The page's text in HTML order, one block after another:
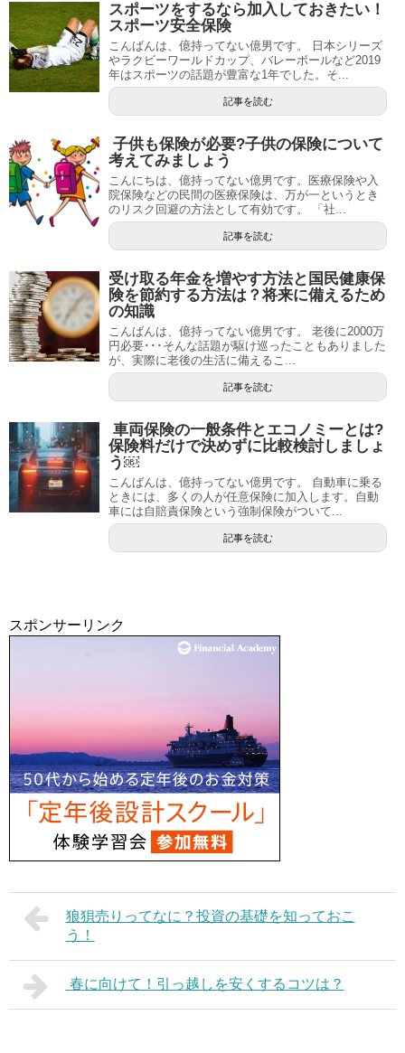
スポーツをするなら加入しておきたい！
スポーツ安全保険
こんばんは、億持ってない億男です。 日本シリーズ
やラクビーワールドカップ、バレーボールなど2019
年はスポーツの話題が豊富な1年でした。そ...
記事を読む
子供も保険が必要?子供の保険について
考えてみましょう
こんにちは、億持ってない億男です。医療保険や入
院保険などの民間の医療保険は、万が一というとき
のリスク回避の方法として有効です。 「社...
記事を読む
受け取る年金を増やす方法と国民健康保
険を節約する方法は？将来に備えるため
の知識
こんばんは、億持ってない億男です。 老後に2000万
円必要･･･そんな話題が駆け巡ったこともありました
が、実際に老後の生活に備えるこ...
記事を読む
車両保険の一般条件とエコノミーとは?
保険料だけで決めずに比較検討しましょ
う￼
こんばんは、億持ってない億男です。 自動車に乗る
ときには、多くの人が任意保険に加入します。自動
車には自賠責保険という強制保険がついて...
記事を読む
スポンサーリンク
狼狽売りってなに？投資の基礎を知っておこ
う！
春に向けて！引っ越しを安くするコツは？